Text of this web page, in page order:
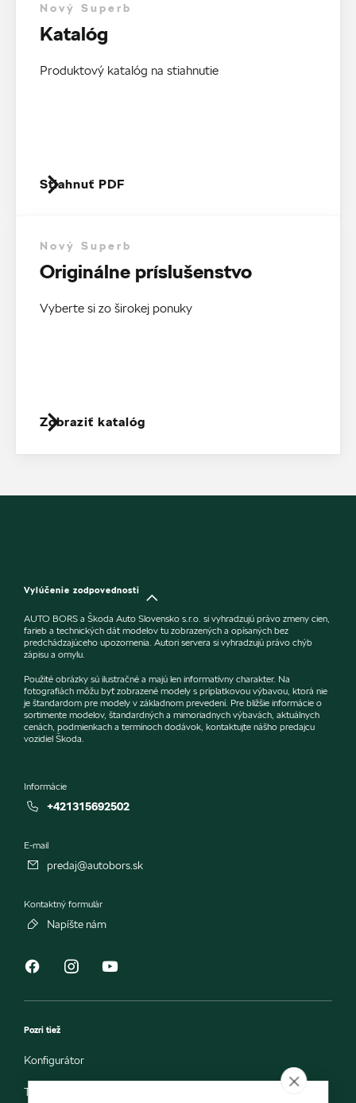
Nový Superb
Katalóg
Produktový katalóg na stiahnutie
Stiahnuť PDF
Nový Superb
Originálne príslušenstvo
Vyberte si zo širokej ponuky
Zobraziť katalóg
Vylúčenie zodpovednosti
AUTO BORS a Škoda Auto Slovensko s.r.o. si vyhradzujú právo zmeny cien,
farieb a technických dát modelov tu zobrazených a opísaných bez
predchádzajúceho upozornenia. Autori servera si vyhradzujú právo chýb
zápisu a omylu.
Použité obrázky sú ilustračné a majú len informatívny charakter. Na
fotografiách môžu byť zobrazené modely s príplatkovou výbavou, ktorá nie
je štandardom pre modely v základnom prevedení. Pre bližšie informácie o
sortimente modelov, štandardných a mimoriadnych výbavách, aktuálnych
cenách, podmienkach a termínoch dodávok, kontaktujte nášho predajcu
vozidiel Škoda.
Informácie
+421315692502
E-mail
predaj@autobors.sk
Kontaktný formulár
Napíšte nám
Pozri tiež
Konfigurátor
Testovacia jazda